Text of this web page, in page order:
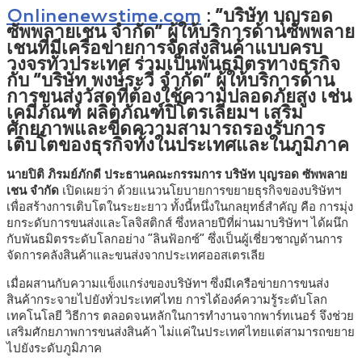
Onlinenewstime.com : “บริษัท บุญรอด
ซัพพลายเชน จำกัด” ผู้ให้บริการด้านซัพพลาย
เชนที่มีเครือข่ายการจัดส่งสินค้าแบบครบ
วงจรทั่วประเทศ ร่วมเป็นพันธมิตรทางธุรกิจ
กับ “บริษัท พงษ์ระวี จำกัด” ผู้ให้บริการด้าน
การขนส่งวัสดุที่ต้องใช้ความปลอดภัยสูง เช่น
เคมีภัณฑ์ ผลิตภัณฑ์ปิโตรเลียมฯ เสริม
ศักยภาพและขีดความสามารถรองรับการ
เติบโตของธุรกิจทั้งในประเทศและในภูมิภาค
นายปิติ ภิรมย์ภักดีประธานคณะกรรมการ บริษัท บุญรอด ซัพพลาย
เชน จำกัด เปิดเผยว่า ด้วยแนวนโยบายการขยายธุรกิจของบริษัทฯ
เพื่อสร้างการเติบโตในระยะยาว ทั้งนี้หนึ่งในกลยุทธ์สำคัญ คือ การมุ่ง
ยกระดับการขนส่งและโลจิสติกส์ ซึ่งหลายปีที่ผ่านมาบริษัทฯ ได้ผนึก
กับพันธมิตรระดับโลกอย่าง “ลินฟ้อกซ์” ซึ่งเป็นผู้เชี่ยวชาญด้านการ
จัดการคลังสินค้าและขนส่งจากประเทศออสเตรเลีย
เมื่อผสานกับความแข็งแกร่งของบริษัทฯ ซึ่งมีเครือข่ายการขนส่ง
สินค้ากระจายไปยังทั่วประเทศไทย การได้องค์ความรู้ระดับโลก
เทคโนโลยี วิธีการ ตลอดจนหลักในการทำงานจากพาร์ทเนอร์ จึงช่วย
เสริมศักยภาพการขนส่งสินค้า ไม่แค่ในประเทศไทยแต่สามารถขยาย
ไปยังระดับภูมิภาค